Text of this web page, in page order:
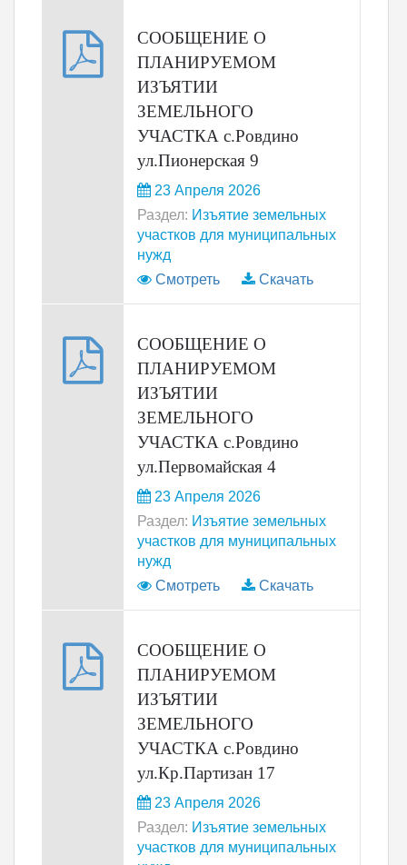
СООБЩЕНИЕ О
ПЛАНИРУЕМОМ
ИЗЪЯТИИ
ЗЕМЕЛЬНОГО
УЧАСТКА с.Ровдино
ул.Пионерская 9
23 Апреля 2026
Раздел: Изъятие земельных
участков для муниципальных
нужд
Смотреть
Скачать
СООБЩЕНИЕ О
ПЛАНИРУЕМОМ
ИЗЪЯТИИ
ЗЕМЕЛЬНОГО
УЧАСТКА с.Ровдино
ул.Первомайская 4
23 Апреля 2026
Раздел: Изъятие земельных
участков для муниципальных
нужд
Смотреть
Скачать
СООБЩЕНИЕ О
ПЛАНИРУЕМОМ
ИЗЪЯТИИ
ЗЕМЕЛЬНОГО
УЧАСТКА с.Ровдино
ул.Кр.Партизан 17
23 Апреля 2026
Раздел: Изъятие земельных
участков для муниципальных